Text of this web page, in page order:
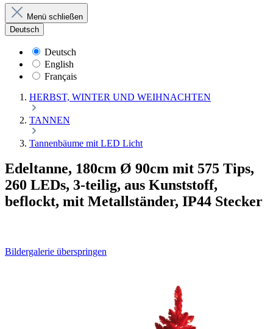
Menü schließen
Deutsch
Deutsch
English
Français
HERBST, WINTER UND WEIHNACHTEN
TANNEN
Tannenbäume mit LED Licht
Edeltanne, 180cm Ø 90cm mit 575 Tips,
260 LEDs, 3-teilig, aus Kunststoff,
beflockt, mit Metallständer, IP44 Stecker
Bildergalerie überspringen